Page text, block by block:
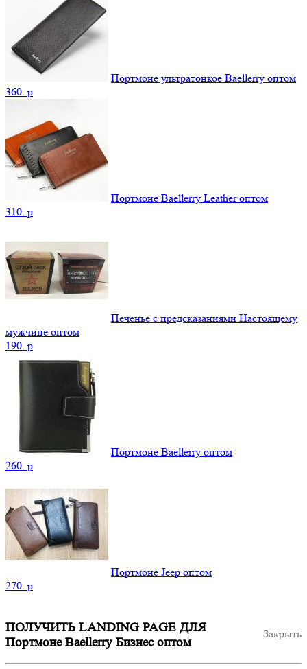
Портмоне ультратонкое Baellerry оптом
360. p
Портмоне Baellerry Leather оптом
310. p
Печенье с предсказаниями Настоящему
мужчине оптом
190. p
Портмоне Baellerry оптом
260. p
Портмоне Jeep оптом
270. p
Закрыть
ПОЛУЧИТЬ LANDING PAGE ДЛЯ
Портмоне Baellerry Бизнес оптом